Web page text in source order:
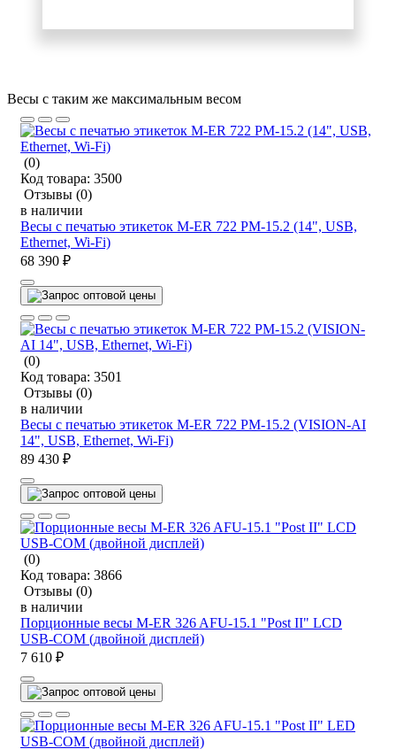
Весы с таким же максимальным весом
(0)
Код товара: 3500
Отзывы (0)
в наличии
Весы с печатью этикеток M-ER 722 PM-15.2 (14", USB,
Ethernet, Wi-Fi)
68 390 ₽
(0)
Код товара: 3501
Отзывы (0)
в наличии
Весы с печатью этикеток M-ER 722 PM-15.2 (VISION-AI
14", USB, Ethernet, Wi-Fi)
89 430 ₽
(0)
Код товара: 3866
Отзывы (0)
в наличии
Порционные весы M-ER 326 AFU-15.1 "Post II" LCD
USB-COM (двойной дисплей)
7 610 ₽